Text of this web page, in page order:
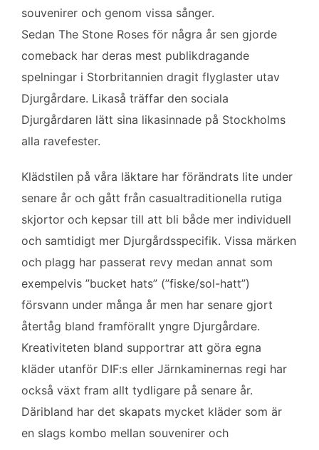
souvenirer och genom vissa sånger.
Sedan The Stone Roses för några år sen gjorde
comeback har deras mest publikdragande
spelningar i Storbritannien dragit flyglaster utav
Djurgårdare. Likaså träffar den sociala
Djurgårdaren lätt sina likasinnade på Stockholms
alla ravefester.
Klädstilen på våra läktare har förändrats lite under
senare år och gått från casualtraditionella rutiga
skjortor och kepsar till att bli både mer individuell
och samtidigt mer Djurgårdsspecifik. Vissa märken
och plagg har passerat revy medan annat som
exempelvis ”bucket hats” (”fiske/sol-hatt”)
försvann under många år men har senare gjort
återtåg bland framförallt yngre Djurgårdare.
Kreativiteten bland supportrar att göra egna
kläder utanför DIF:s eller Järnkaminernas regi har
också växt fram allt tydligare på senare år.
Däribland har det skapats mycket kläder som är
en slags kombo mellan souvenirer och